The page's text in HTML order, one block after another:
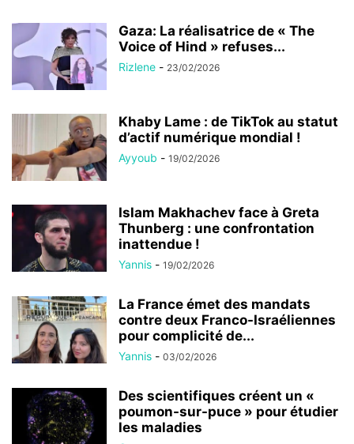
Gaza: La réalisatrice de « The
Voice of Hind » refuses...
Rizlene - 23/02/2026
Khaby Lame : de TikTok au statut
d’actif numérique mondial !
Ayyoub - 19/02/2026
Islam Makhachev face à Greta
Thunberg : une confrontation
inattendue !
Yannis - 19/02/2026
La France émet des mandats
contre deux Franco-Israéliennes
pour complicité de...
Yannis - 03/02/2026
Des scientifiques créent un «
poumon-sur-puce » pour étudier
les maladies